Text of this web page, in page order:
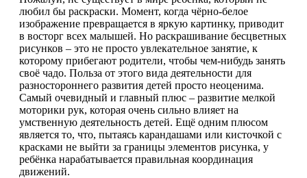
любил бы раскраски. Момент, когда чёрно-белое
изображение превращается в яркую картинку, приводит
в восторг всех малышей. Но раскрашивание бесцветных
рисунков – это не просто увлекательное занятие, к
которому прибегают родители, чтобы чем-нибудь занять
своё чадо. Польза от этого вида деятельности для
разностороннего развития детей просто неоценима.
Самый очевидный и главный плюс – развитие мелкой
моторики рук, которая очень сильно влияет на
умственную деятельность детей. Ещё одним плюсом
является то, что, пытаясь карандашами или кисточкой с
красками не выйти за границы элементов рисунка, у
ребёнка нарабатывается правильная координация
движений.